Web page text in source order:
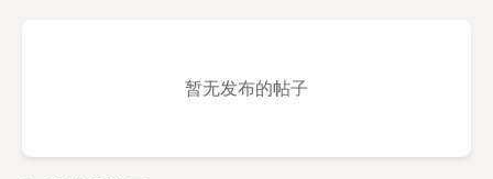
暂无发布的帖子